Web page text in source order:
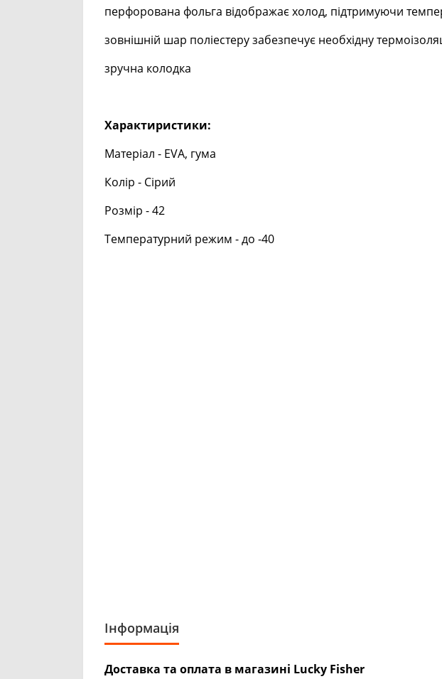
перфорована фольга відображає холод, підтримуючи
зовнішній шар поліестеру забезпечує необхідну
зручна колодка
Характиристики:
Матеріал - EVA, гума
Колір - Сірий
Розмір - 42
Температурний режим - до -40
Інформація
Доставка та оплата в магазині Lucky Fisher